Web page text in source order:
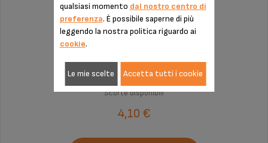
Scorte disponibili
4,10 €
qualsiasi momento dal nostro centro di
preferenza. È possibile saperne di più
leggendo la nostra politica riguardo ai
cookie.
Le mie scelte Accetta tutti i cookie